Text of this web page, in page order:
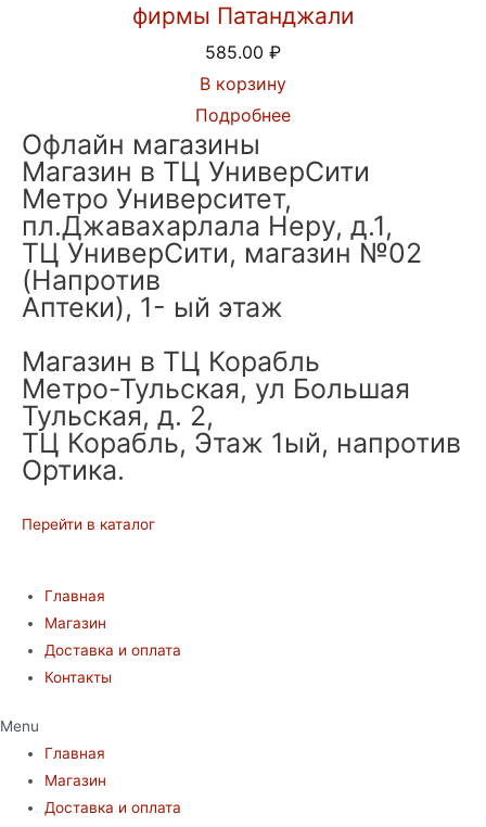
фирмы Патанджали
585.00 ₽
В корзину
Подробнее
Офлайн магазины
Магазин в ТЦ УниверСити
Метро Университет,
пл.Джавахарлала Неру, д.1,
ТЦ УниверСити, магазин №02
(Напротив
Аптеки), 1- ый этаж
Магазин в ТЦ Корабль
Метро-Тульская, ул Большая
Тульская, д. 2,
ТЦ Корабль, Этаж 1ый, напротив
Ортика.
Перейти в каталог
Главная
Магазин
Доставка и оплата
Контакты
Menu
Главная
Магазин
Доставка и оплата